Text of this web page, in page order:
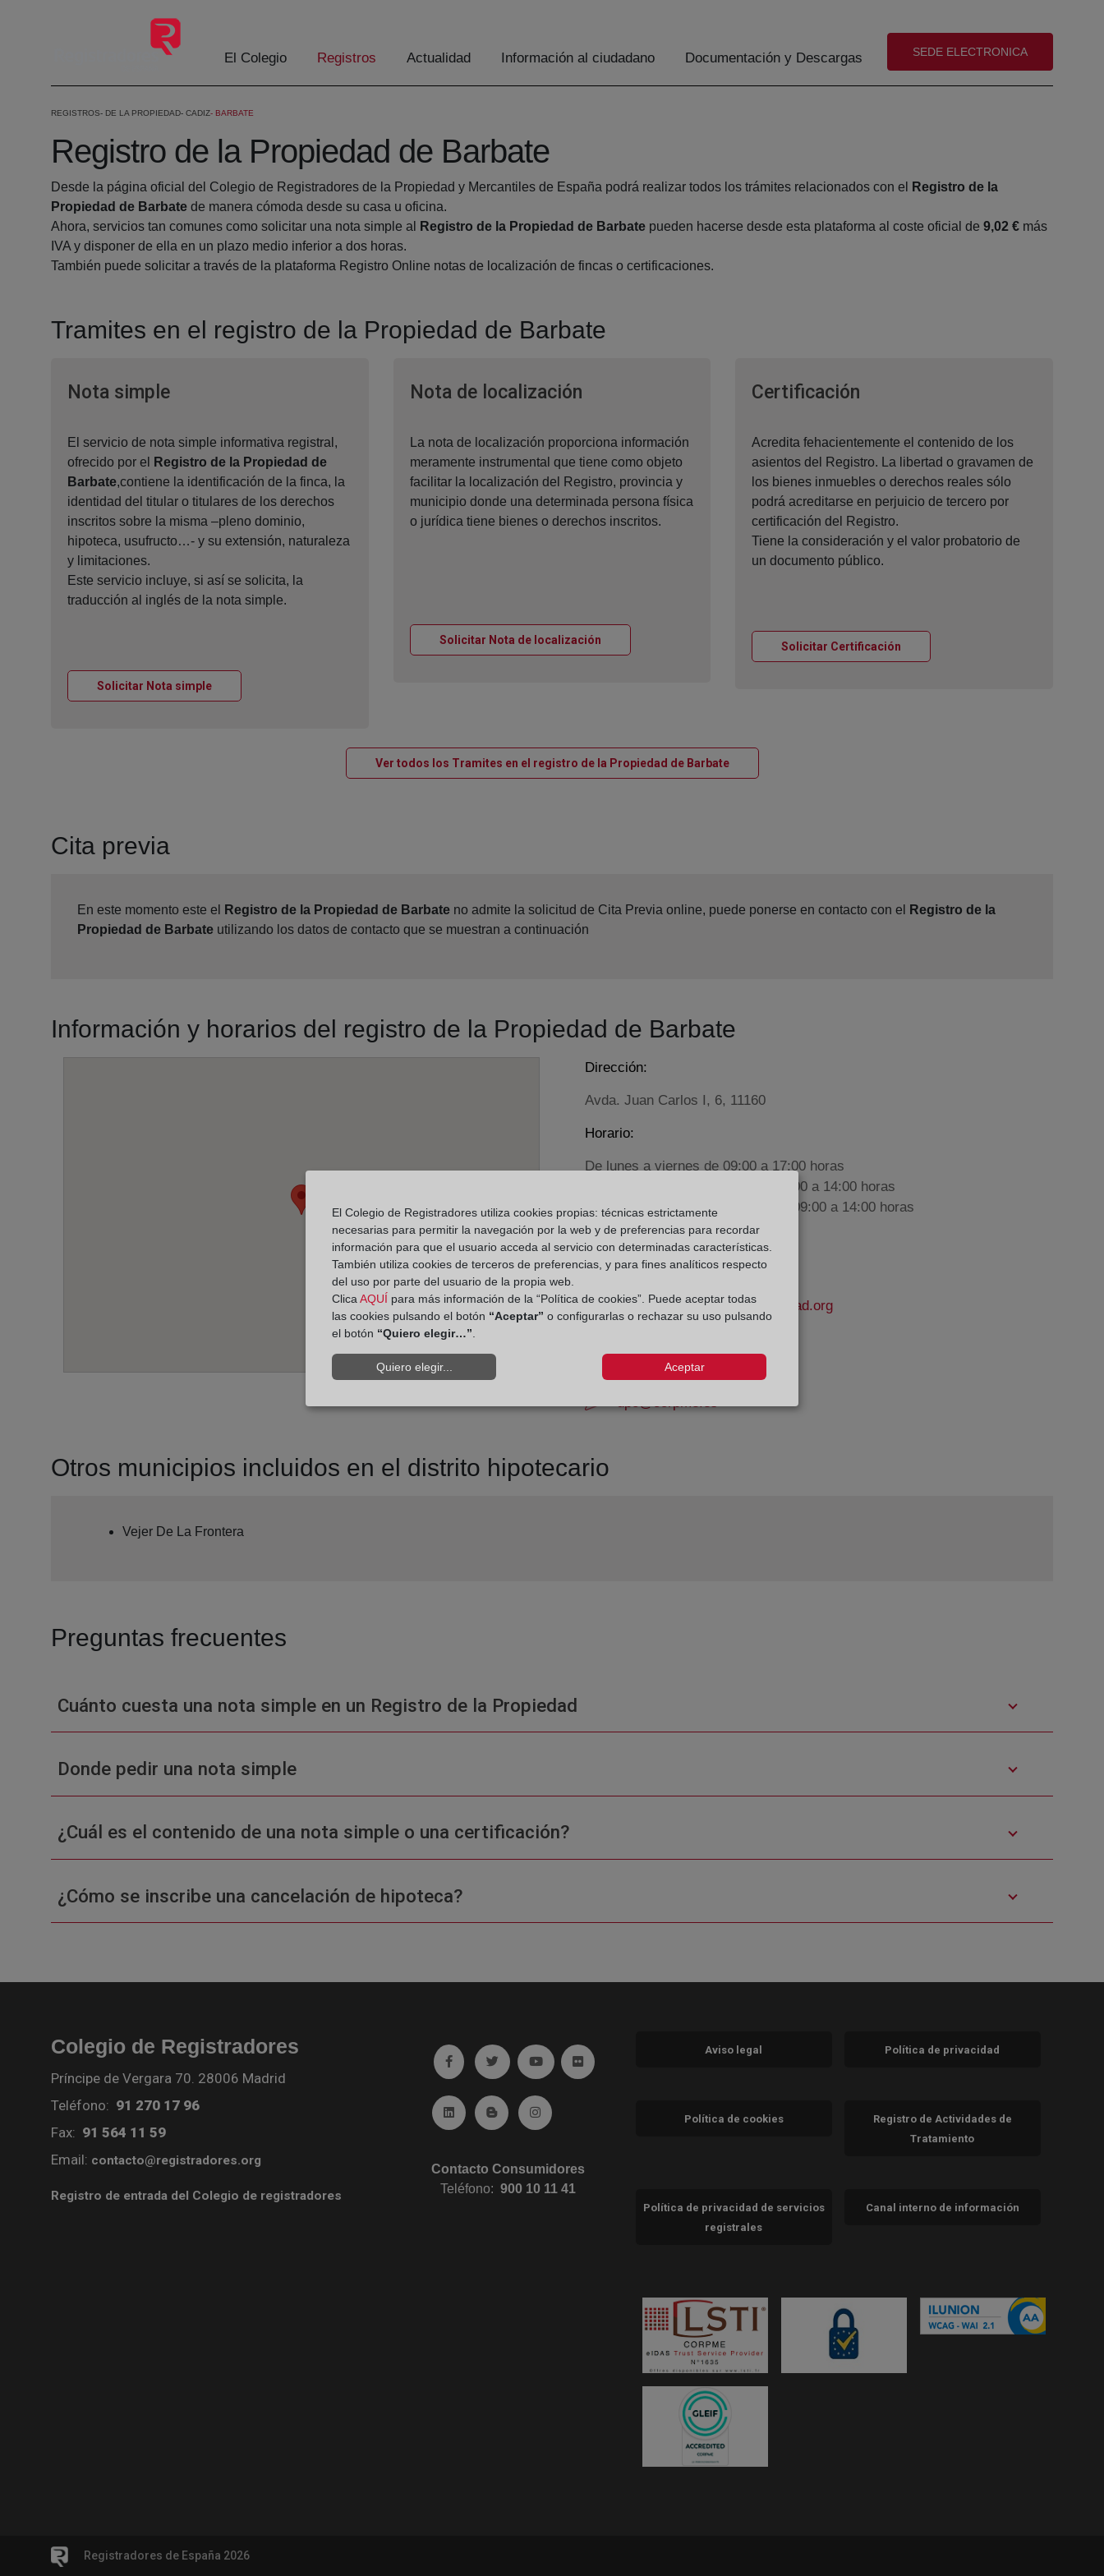
Saltar al contenido principal
El Colegio Registros Actualidad Información al ciudadano Documentación y Descargas (abre en nueva ventana)
SEDE ELECTRONICA
REGISTROS DE LA PROPIEDAD CADIZ BARBATE
Registro de la Propiedad de Barbate
Desde la página oficial del Colegio de Registradores de la Propiedad y Mercantiles de España podrá realizar todos los trámites relacionados con el
Registro de la
Propiedad de Barbate de manera cómoda desde su casa u oficina.
Ahora, servicios tan comunes como solicitar una nota simple al
Registro de la Propiedad de Barbate pueden hacerse desde esta plataforma al coste oficial de 9,02 € más
IVA y disponer de ella en un plazo medio inferior a dos horas.
También puede solicitar a través de la plataforma Registro Online notas de localización de fincas o certificaciones.
Tramites en el registro de la Propiedad de Barbate
Nota simpleVentana nueva
El servicio de nota simple informativa registral,
ofrecido por el
Registro de la Propiedad de
Barbate,contiene la identificación de la finca, la
identidad del titular o titulares de los derechos
inscritos sobre la misma –pleno dominio,
hipoteca, usufructo…- y su extensión, naturaleza
y limitaciones.
Este servicio incluye, si así se solicita, la
traducción al inglés de la nota simple.
Solicitar Nota simpleVentana nueva
Nota de localizaciónVentana nueva
La nota de localización proporciona información
meramente instrumental que tiene como objeto
facilitar la localización del Registro, provincia y
municipio donde una determinada persona física
o jurídica tiene bienes o derechos inscritos.
Solicitar Nota de localizaciónVentana nueva
Certificación
Acredita fehacientemente el contenido de los
asientos del Registro. La libertad o gravamen de
los bienes inmuebles o derechos reales sólo
podrá acreditarse en perjuicio de tercero por
certificación del Registro.
Tiene la consideración y el valor probatorio de
un documento público.
Solicitar Certificación
Ver todos los Tramites en el registro de la Propiedad de BarbateVentana nueva
Cita previa
En este momento este el Registro de la Propiedad de Barbate no admite la solicitud de Cita Previa online, puede ponerse en contacto con el
Registro de la
Propiedad de Barbate utilizando los datos de contacto que se muestran a continuación
Información y horarios del registro de la Propiedad de Barbate
Dirección:
Avda. Juan Carlos I, 6, 11160
Horario:
De lunes a viernes de 09:00 a 17:00 horas
Agosto: De lunes a viernes de 09:00 a 14:00 horas
Los días 24 y 31 de diciembre de 09:00 a 14:00 horas
Datos de contacto:
barbate@registrodelapropiedad.org
Ignacio Rodríguez Morazo
Delegado de Protección de Datos:
dpo@corpme.es
Otros municipios incluidos en el distrito hipotecario
Vejer De La Frontera
Preguntas frecuentes
Cuánto cuesta una nota simple en un Registro de la Propiedad
Donde pedir una nota simple
¿Cuál es el contenido de una nota simple o una certificación?
¿Cómo se inscribe una cancelación de hipoteca?
Colegio de Registradores
Príncipe de Vergara 70. 28006 Madrid
Teléfono: 91 270 17 96
Fax: 91 564 11 59
Email: contacto@registradores.org
Registro de entrada del Colegio de registradores
Ir a facebook (abre en ventana nueva)
Ir a twitter (abre en ventana nueva)
Ir a YouTube (abre en ventana nueva)
Ir a Flickr (abre en ventana nueva)
Ir a Linkedin (abre en ventana nueva)
Ir al Blog (abre en ventana nueva)
Ir a Instagram (abre en ventana nueva)
Contacto Consumidores
Teléfono:900 10 11 41
Aviso legal Política de privacidad
Política de cookies
Registro de Actividades de
Tratamiento
Política de privacidad de servicios
registrales
Canal interno de información
Registradores de España 2026
El Colegio de Registradores utiliza cookies propias: técnicas estrictamente
necesarias para permitir la navegación por la web y de preferencias para recordar
información para que el usuario acceda al servicio con determinadas características.
También utiliza cookies de terceros de preferencias, y para fines analíticos respecto
del uso por parte del usuario de la propia web.
ClicaAQUÍ para más información de la “Política de cookies”. Puede aceptar todas
las cookies pulsando el botón “Aceptar” o configurarlas o rechazar su uso pulsando
el botón “Quiero elegir…”.
Quiero elegir... Aceptar